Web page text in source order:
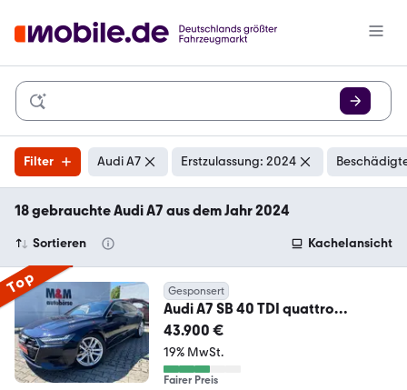
Filter Audi A7 Erstzulassung: 2024
18 gebrauchte Audi A7 aus dem Jahr 2024
Sortieren Kachelansicht
Top Gesponsert
Audi A7 SB 40 TDI quattro
Pano/Bang&Olufsen/Assistenz
43.900 €
19% MwSt.
Fairer Preis